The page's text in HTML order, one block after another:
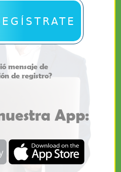
mensaje de
de registro?
App: